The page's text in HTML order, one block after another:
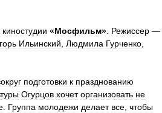
киностудии «Мосфильм» Режиссер —
Ильинский Людмила Гурченко
подготовки к празднованию
Огурцов хочет организовать не
Группа молодежи делает все чтобы